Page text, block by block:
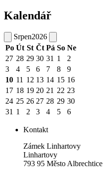
Kalendář
Srpen2026
Po Út St Čt Pá So Ne
27 28 29 30 31 1
2
3
4 5 6 7 8
9
10 11 12 13 14 15 16
17 18 19 20 21 22 23
24 25 26 27 28 29 30
31 1 2 3 4 5 6
Kontakt
Zámek Linhartovy
Linhartovy
793 95 Město Albrechtice